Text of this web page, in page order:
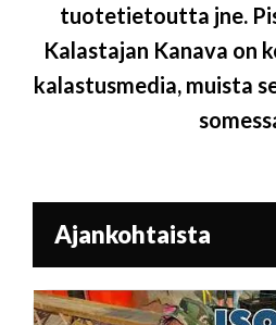
tuotetietoutta jne.
Kalastajan Kanava on
kalastusmedia, muista
Ajankohtaista